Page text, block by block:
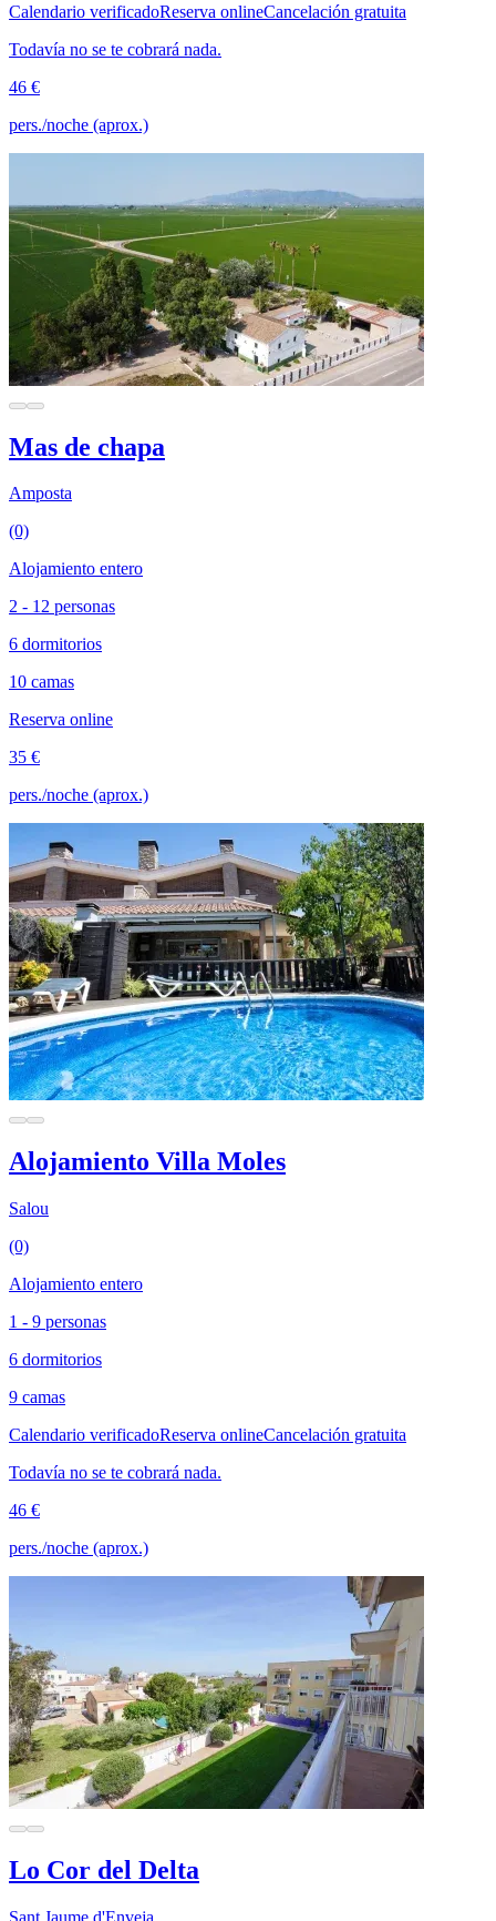
Calendario verificadoReserva onlineCancelación gratuita
Todavía no se te cobrará nada.
46 €
pers./noche (aprox.)
Mas de chapa
Amposta
(0)
Alojamiento entero
2 - 12 personas
6 dormitorios
10 camas
Reserva online
35 €
pers./noche (aprox.)
Alojamiento Villa Moles
Salou
(0)
Alojamiento entero
1 - 9 personas
6 dormitorios
9 camas
Calendario verificadoReserva onlineCancelación gratuita
Todavía no se te cobrará nada.
46 €
pers./noche (aprox.)
Lo Cor del Delta
Sant Jaume d'Enveja